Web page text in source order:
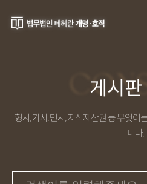
게시
형사, 가사, 민사, 지식재산권 등 무엇
니다.